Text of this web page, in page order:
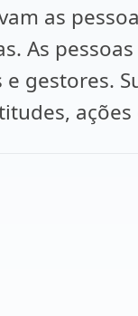
as
As
gestores.